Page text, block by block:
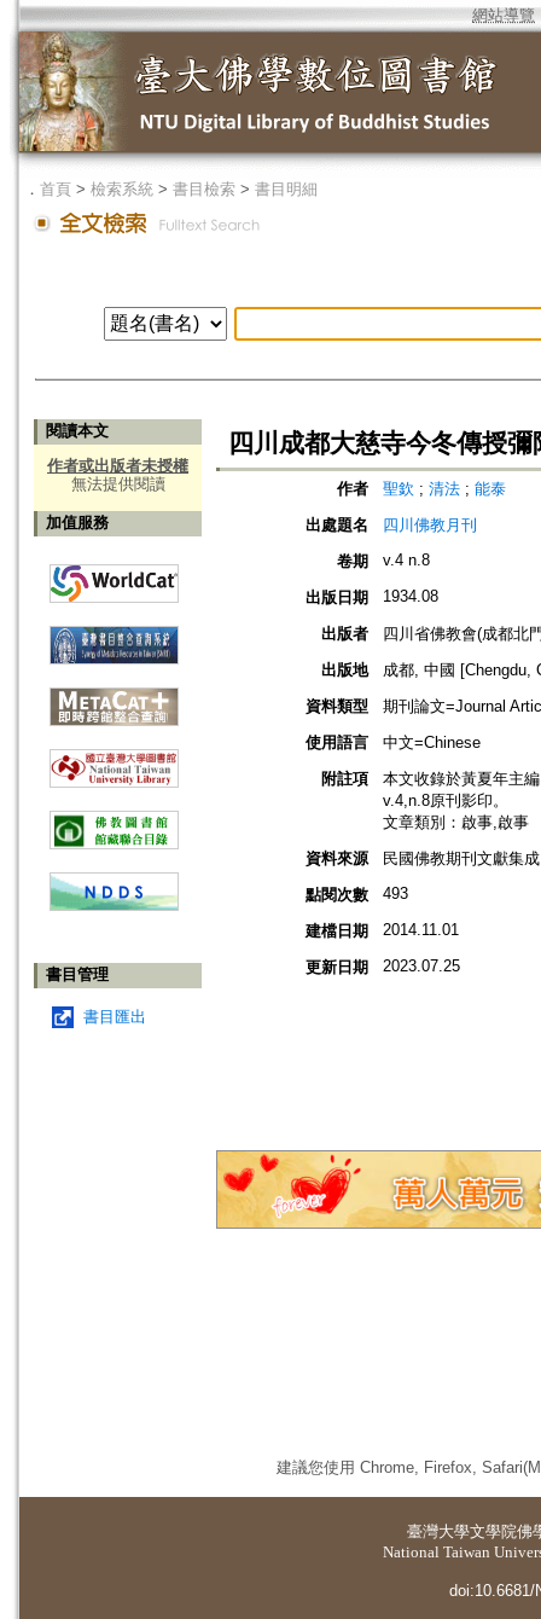
網站導覽
． 首頁 > 檢索系統 > 書目檢索 > 書目明細
閱讀本文
作者或出版者未授權
無法提供閱讀
加值服務
書目管理
書目匯出
四川成都大慈寺今冬傳授彌
作者 聖欽 ; 清法 ; 能泰
出處題名
四川佛教月刊
卷期
v.4 n.8
出版日期 1934.08
出版者
四川省佛教會(成都北
出版地
成都, 中國 [Chengdu,
資料類型
期刊論文=Journal
使用語言
中文=Chinese
附註項
本文收錄於黃夏年主
v.4,n.8原刊影印。
文章類別：啟事,啟事
資料來源
民國佛教期刊文獻集
點閱次數
493
建檔日期 2014.11.01
更新日期 2023.07.25
建議您使用 Chrome, Firefox,
臺灣大學文學院佛
National Taiwan
doi:10.6681/